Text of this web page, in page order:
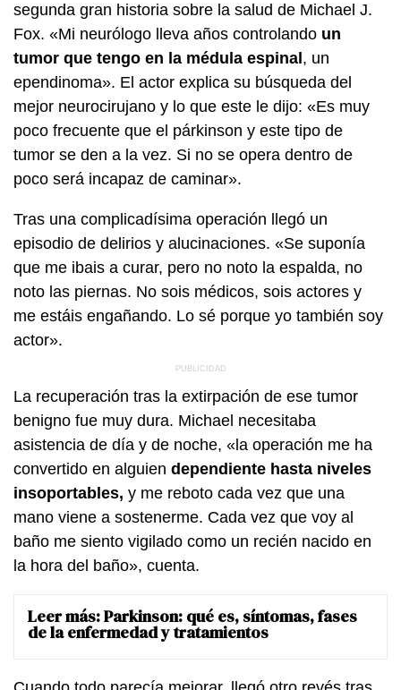
segunda gran historia sobre la salud de Michael J.
Fox. «Mi neurólogo lleva años controlando un
tumor que tengo en la médula espinal , un
ependinoma». El actor explica su búsqueda del
mejor neurocirujano y lo que este le dijo: «Es muy
poco frecuente que el párkinson y este tipo de
tumor se den a la vez. Si no se opera dentro de
poco será incapaz de caminar».
Tras una complicadísima operación llegó un
episodio de delirios y alucinaciones. «Se suponía
que me ibais a curar, pero no noto la espalda, no
noto las piernas. No sois médicos, sois actores y
me estáis engañando. Lo sé porque yo también soy
actor».
La recuperación tras la extirpación de ese tumor
benigno fue muy dura. Michael necesitaba
asistencia de día y de noche, «la operación me ha
convertido en alguien dependiente hasta niveles
insoportables, y me reboto cada vez que una
mano viene a sostenerme. Cada vez que voy al
baño me siento vigilado como un recién nacido en
la hora del baño», cuenta.
Leer más:Parkinson: qué es, síntomas, fases
de la enfermedad y tratamientos